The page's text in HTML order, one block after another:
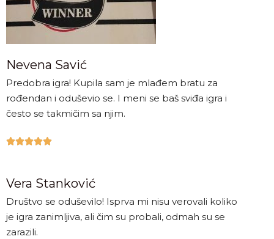
Nevena Savić
Predobra igra! Kupila sam je mlađem bratu za
rođendan i oduševio se. I meni se baš sviđa igra i
često se takmičim sa njim.

Vera Stanković
Društvo se oduševilo! Isprva mi nisu verovali koliko
je igra zanimljiva, ali čim su probali, odmah su se
zarazili.